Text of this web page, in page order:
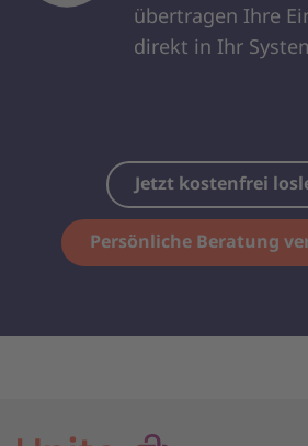
übertragen Ihre
direkt in Ihr
Jetzt kostenfrei
Persönliche Beratung